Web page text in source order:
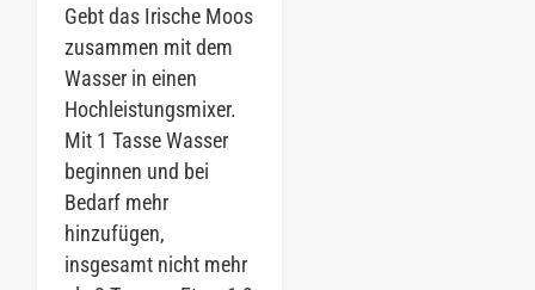
Gebt das Irische Moos
zusammen mit dem
Wasser in einen
Hochleistungsmixer.
Mit 1 Tasse Wasser
beginnen und bei
Bedarf mehr
hinzufügen,
insgesamt nicht mehr